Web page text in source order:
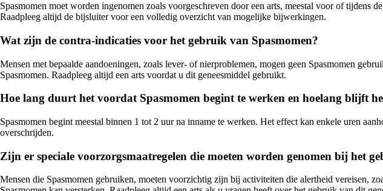
Spasmomen moet worden ingenomen zoals voorgeschreven door een arts, meestal voor of
Raadpleeg altijd de bijsluiter voor een volledig overzicht van mogelijke bijwerkingen.
Wat zijn de contra-indicaties voor het gebruik van Spasmomen?
Mensen met bepaalde aandoeningen, zoals lever- of nierproblemen, mogen geen Spasmomen
Spasmomen. Raadpleeg altijd een arts voordat u dit geneesmiddel gebruikt.
Hoe lang duurt het voordat Spasmomen begint te werken en hoelang blijft
Spasmomen begint meestal binnen 1 tot 2 uur na inname te werken. Het effect kan enkele uren
overschrijden.
Zijn er speciale voorzorgsmaatregelen die moeten worden genomen bij het
Mensen die Spasmomen gebruiken, moeten voorzichtig zijn bij activiteiten die alertheid vereisen,